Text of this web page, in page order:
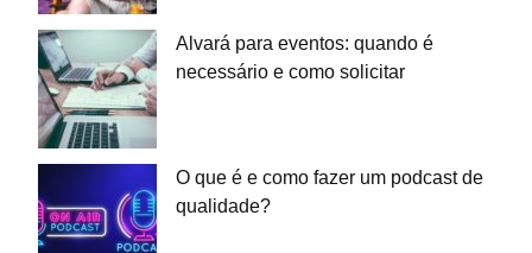
Alvará para eventos: quando é
necessário e como solicitar
O que é e como fazer um podcast de
qualidade?